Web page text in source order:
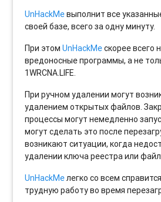
UnHackMeвыполнит все
своей базе, всего за одну минуту.
При этомUnHackMeскорее всего
вредоносные программы, а не
1WRCNA.LIFE.
При ручном удалении могут
удалением открытых файлов.
процессы могут немедленно
могут сделать это после
возникают ситуации, когда
удалении ключа реестра или
UnHackMeлегко со всем
трудную работу во время